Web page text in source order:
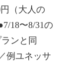
（大人の
18〜8/31の
ンと同
例ユネッサ